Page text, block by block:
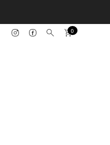
0